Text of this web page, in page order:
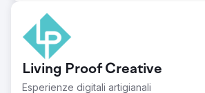
Living Proof Creative
Esperienze digitali artigianali